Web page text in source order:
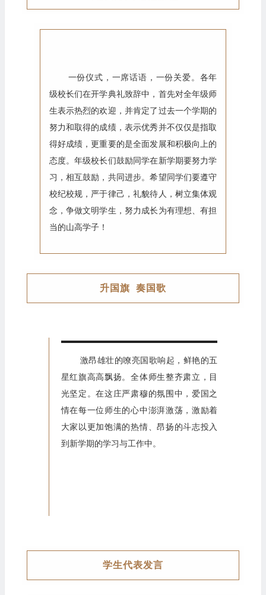
一份仪式，一席话语，一份关爱。各年
级校长们在开学典礼致辞中，首先对全年级师
生表示热烈的欢迎，并肯定了过去一个学期的
努力和取得的成绩，表示优秀并不仅仅是指取
得好成绩，更重要的是全面发展和积极向上的
态度。年级校长们鼓励同学在新学期要努力学
习，相互鼓励，共同进步。希望同学们要遵守
校纪校规，严于律己，礼貌待人，树立集体观
念，争做文明学生，努力成长为有理想、有担
当的山高学子！
升国旗 奏国歌
激昂雄壮的嘹亮国歌响起，鲜艳的五
星红旗高高飘扬。全体师生整齐肃立，目
光坚定。在这庄严肃穆的氛围中，爱国之
情在每一位师生的心中澎湃激荡，激励着
大家以更加饱满的热情、昂扬的斗志投入
到新学期的学习与工作中。
学生代表发言